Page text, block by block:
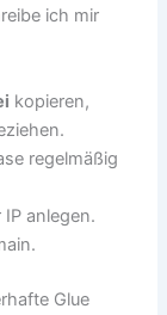
ich mir
kopieren,
regelmäßig
anlegen.
Glue